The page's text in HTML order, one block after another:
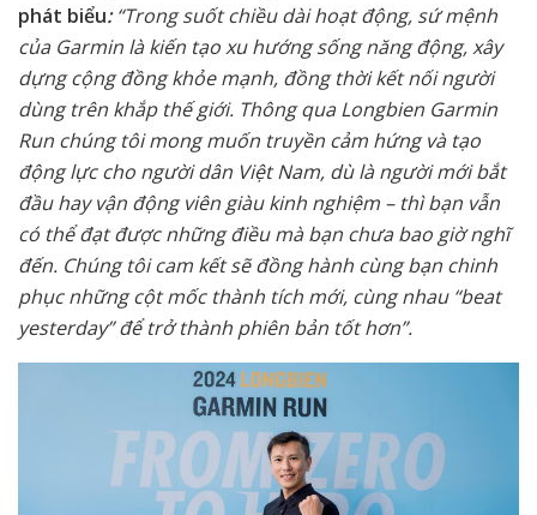
phát biểu:“Trong suốt chiều dài hoạt động, sứ mệnh
của Garmin là kiến tạo xu hướng sống năng động, xây
dựng cộng đồng khỏe mạnh, đồng thời kết nối người
dùng trên khắp thế giới. Thông qua Longbien Garmin
Run chúng tôi mong muốn truyền cảm hứng và tạo
động lực cho người dân Việt Nam, dù là người mới bắt
đầu hay vận động viên giàu kinh nghiệm – thì bạn vẫn
có thể đạt được những điều mà bạn chưa bao giờ nghĩ
đến. Chúng tôi cam kết sẽ đồng hành cùng bạn chinh
phục những cột mốc thành tích mới, cùng nhau “beat
yesterday” để trở thành phiên bản tốt hơn”.